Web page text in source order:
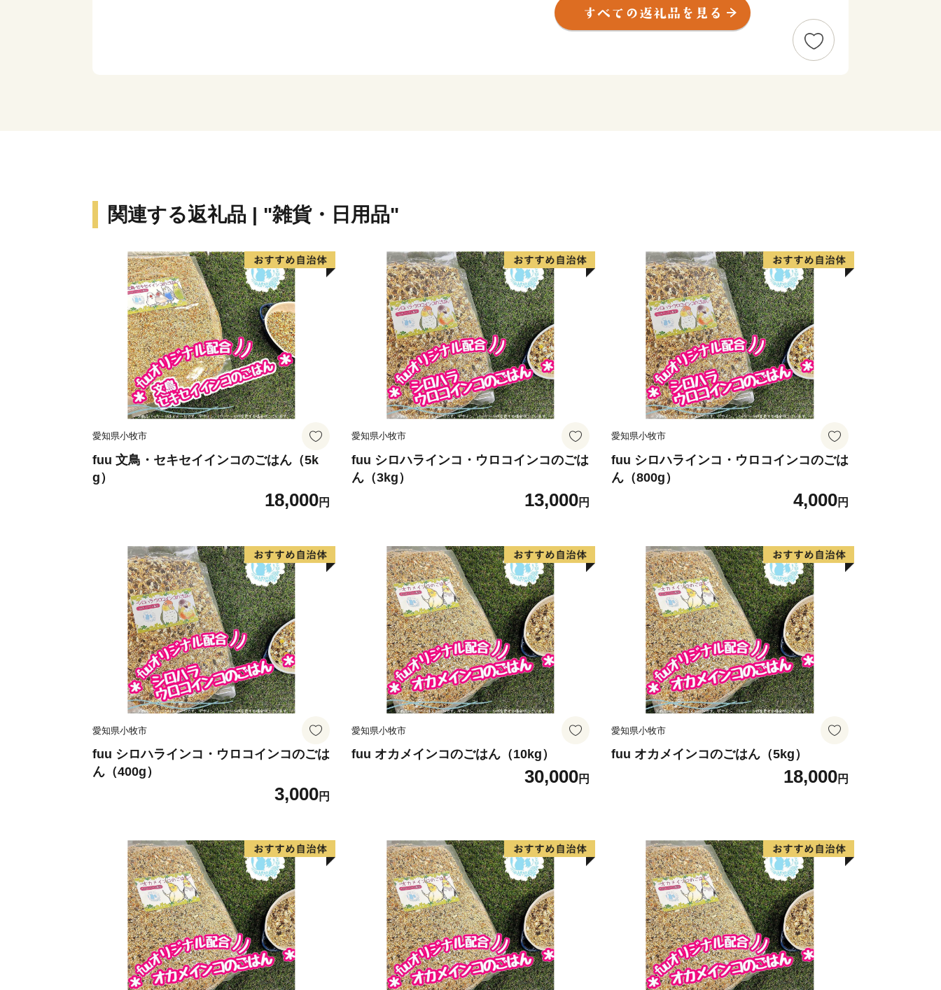
パラやトマトなどの野菜も、とっても美味！！忠別川がもたらした
肥沃な農地を生かした、農業・畜産などが盛んです。
※休日・夜間も対応しております
※住所・氏名に変更がある場合は、直接コールセンターまでご連絡
ください。
２．お礼の品・配送について
東神楽町ふるさと納税コールセンター
営業時間 ９：００～１７：３０（祝土日を除く）
TEL：０１１－８０７－７１１１
Mail：higashikagura_furusato@souplesse.jp
※１２月は土・日曜日も対応しております
関連する返礼品 | "雑貨・日用品"
愛知県小牧市
fuu 文鳥・セキセイインコのごはん（5k
g）
18,000円
愛知県小牧市
fuu シロハラインコ・ウロコインコのごは
ん（3kg）
13,000円
愛知県小牧市
fuu シロハラインコ・ウロコインコのごは
ん（800g）
4,000円
愛知県小牧市
fuu シロハラインコ・ウロコインコのごは
ん（400g）
3,000円
愛知県小牧市
fuu オカメインコのごはん（10kg）
30,000円
愛知県小牧市
fuu オカメインコのごはん（5kg）
18,000円